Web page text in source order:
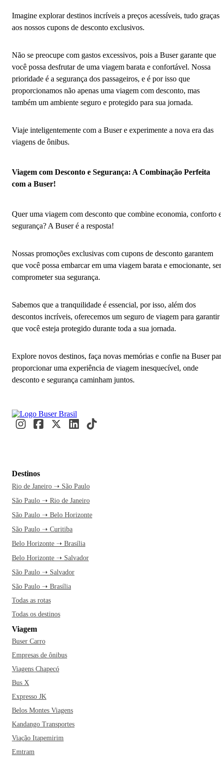
Imagine explorar destinos incríveis a preços acessíveis, tudo graças
aos nossos cupons de desconto exclusivos.
Não se preocupe com gastos excessivos, pois a Buser garante que
você possa desfrutar de uma viagem barata e confortável. Nossa
prioridade é a segurança dos passageiros, e é por isso que
proporcionamos não apenas uma viagem com desconto, mas
também um ambiente seguro e protegido para sua jornada.
Viaje inteligentemente com a Buser e experimente a nova era das
viagens de ônibus.
Viagem com Desconto e Segurança: A Combinação Perfeita
com a Buser!
Quer uma viagem com desconto que combine economia, conforto
segurança? A Buser é a resposta!
Nossas promoções exclusivas com cupons de desconto garantem
que você possa embarcar em uma viagem barata e emocionante,
comprometer sua segurança.
Sabemos que a tranquilidade é essencial, por isso, além dos
descontos incríveis, oferecemos um seguro de viagem para garantir
que você esteja protegido durante toda a sua jornada.
Explore novos destinos, faça novas memórias e confie na Buser
proporcionar uma experiência de viagem inesquecível, onde
desconto e segurança caminham juntos.
Destinos
Rio de Janeiro ➝ São Paulo
São Paulo ➝ Rio de Janeiro
São Paulo ➝ Belo Horizonte
São Paulo ➝ Curitiba
Belo Horizonte ➝ Brasília
Belo Horizonte ➝ Salvador
São Paulo ➝ Salvador
São Paulo ➝ Brasília
Todas as rotas
Todas os destinos
Viagem
Buser Carro
Empresas de ônibus
Viagens Chapecó
Bus X
Expresso JK
Belos Montes Viagens
Kandango Transportes
Viação Itapemirim
Emtram